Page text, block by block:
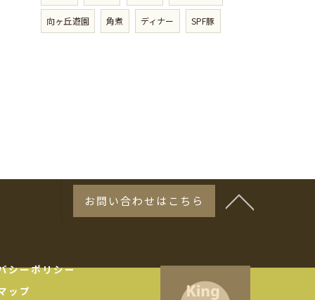
向ヶ丘遊園 角煮 ディナー SPF豚
お問い合わせはこちら
シーポリシー
ップ